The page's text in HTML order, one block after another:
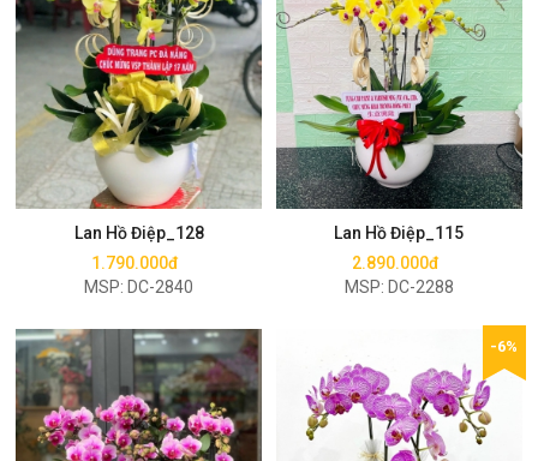
Lan Hồ Điệp_128
1.790.000đ
MSP: DC-2840
Mua ngay
Lan Hồ Điệp_115
2.890.000đ
MSP: DC-2288
Mua ngay
-6%